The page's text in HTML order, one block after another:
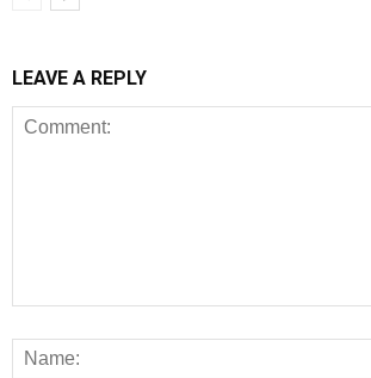
LEAVE A REPLY